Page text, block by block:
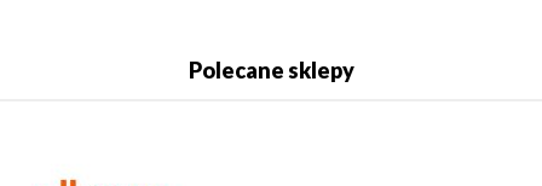
Polecane sklepy